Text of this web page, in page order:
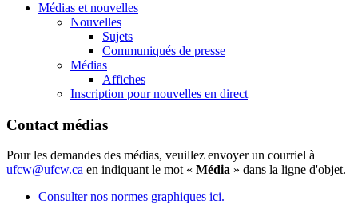
Médias et nouvelles
Nouvelles
Sujets
Communiqués de presse
Médias
Affiches
Inscription pour nouvelles en direct
Contact médias
Pour les demandes des médias, veuillez envoyer un courriel à
ufcw@ufcw.ca en indiquant le mot « Média » dans la ligne d'objet.
Consulter nos normes graphiques ici.